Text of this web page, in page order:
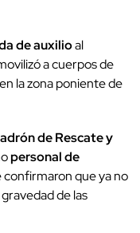
de auxilioal
a cuerpos de
la zona poniente de
de Rescate y
personal de
confirmaron que ya no
de las